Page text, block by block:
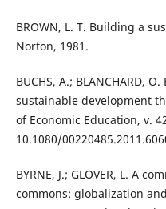
BROWN, L. T. Building a
Norton, 1981.
BUCHS, A.; BLANCHARD,
sustainable development
of Economic Education, v.
10.1080/
BYRNE, J.; GLOVER, L. A
commons: globalization